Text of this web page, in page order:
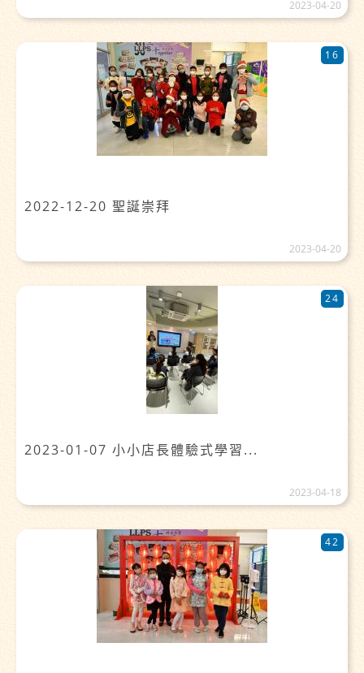
2023-04-20
2022-12-20 聖誕崇拜
16
2023-04-20
2023-01-07 小小店長體驗式學習...
24
2023-04-18
42